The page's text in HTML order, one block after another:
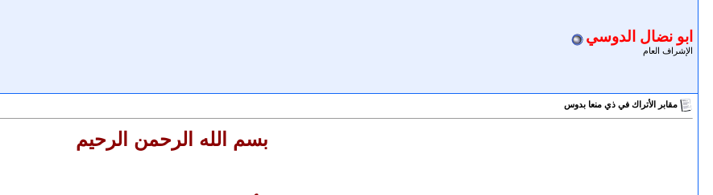
ابو نضال الدوسي
الإشراف العام
مقابر الأتراك في ذي منعا بدوس
بسم الله الرحمن الرحيم